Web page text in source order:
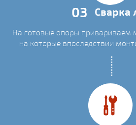
03 Сварка
На готовые опоры привариваем
на которые впоследствии